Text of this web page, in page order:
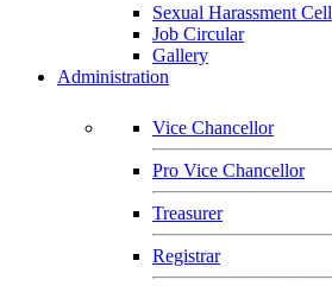
Sexual Harassment Cell
Job Circular
Gallery
Administration
Vice Chancellor
Pro Vice Chancellor
Treasurer
Registrar